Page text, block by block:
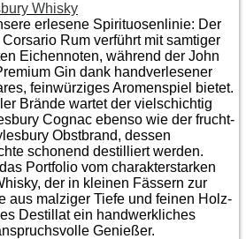
Whisky
erlesene Spirituosenlinie: Der
Rum verführt mit samtiger
Eichen­noten, während der John
Gin dank handverlesener
feinwürziges Aromenspiel bietet.
Brände wartet der vielschichtig
Cognac ebenso wie der frucht­
Obstbrand, dessen
schonend destilliert werden.
Portfolio vom charakterstarken
der in kleinen Fässern zur
aus malziger Tiefe und feinen Holz­
Destillat ein handwerkliches
Genießer.